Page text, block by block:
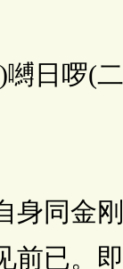
日啰(二
同金刚
前已。